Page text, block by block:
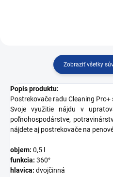
Zobraziť všetky
Popis produktu:
Postrekovače radu Cleaning
Svoje využitie nájdu v
poľnohospodárstve,
nájdete aj postrekovače na
objem: 0,5 l
funkcia: 360°
hlavica: dvojčinná